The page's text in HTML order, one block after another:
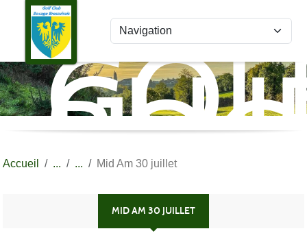
Accueil Mid Am 30 juillet
MID AM 30 JUILLET
Panneau de gestion des cookies